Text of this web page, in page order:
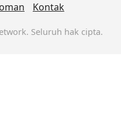
Kontak
Seluruh hak cipta.